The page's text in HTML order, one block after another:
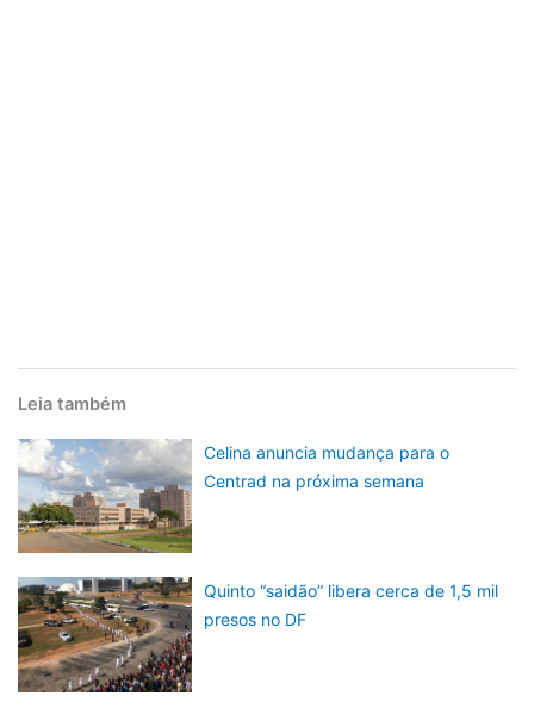
Leia também
Celina anuncia mudança para o
Centrad na próxima semana
Quinto “saidão” libera cerca de 1,5 mil
presos no DF